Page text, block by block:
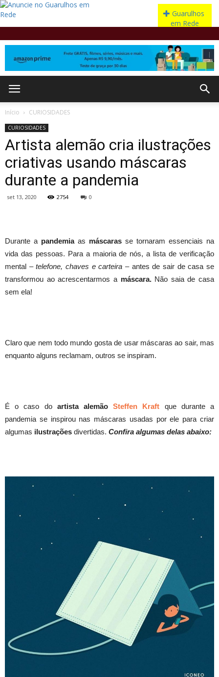
Início CURIOSIDADES
CURIOSIDADES
Artista alemão cria ilustrações
criativas usando máscaras
durante a pandemia
set 13, 2020 2754 0
Durante a pandemiaas máscaras se tornaram essenciais na
vida das pessoas. Para a maioria de nós, a lista de verificação
mental – telefone, chaves e carteira –antes de sair de casa se
transformou ao acrescentarmos a máscara.Não saia de casa
sem ela!
Claro que nem todo mundo gosta de usar máscaras ao sair, mas
enquanto alguns reclamam, outros se inspiram.
É o caso do artista alemão Steffen Kraft que durante a
pandemia se inspirou nas máscaras usadas por ele para criar
algumas ilustrações divertidas. Confira algumas delas abaixo: